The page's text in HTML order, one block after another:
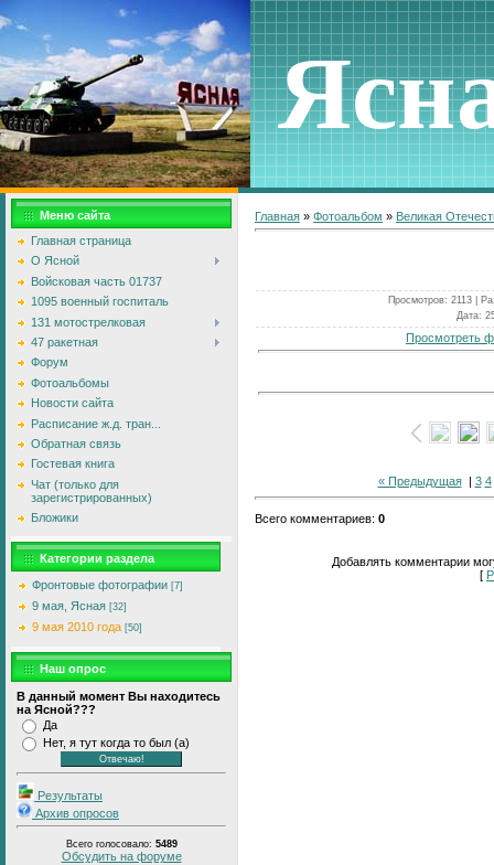
Меню сайта
Главная страница
О Ясной
Войсковая часть 01737
1095 военный госпиталь
131 мотострелковая
47 ракетная
Форум
Фотоальбомы
Новости сайта
Расписание ж.д. тран...
Обратная связь
Гостевая книга
Чат (только для
зарегистрированных)
Бложики
Категории раздела
Фронтовые фотографии [7]
9 мая, Ясная [32]
9 мая 2010 года [50]
Наш опрос
В данный момент Вы находитесь
на Ясной???
Да
Нет, я тут когда то был (а)
Результаты
Архив опросов
Всего голосовало: 5489
Обсудить на форуме
Главная » Фотоальбом » Великая
Просмотров: 2113 |
Дата:
Просмотреть
« Предыдущая| 3 4
Всего комментариев: 0
Добавлять комментарии
[